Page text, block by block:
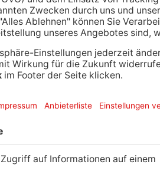
ins örtliche Schwimmbad
Unbekannten beobachtet und